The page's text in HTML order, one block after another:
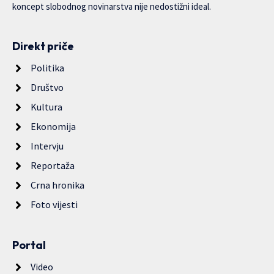
koncept slobodnog novinarstva nije nedostižni ideal.
Direkt priče
Politika
Društvo
Kultura
Ekonomija
Intervju
Reportaža
Crna hronika
Foto vijesti
Portal
Video